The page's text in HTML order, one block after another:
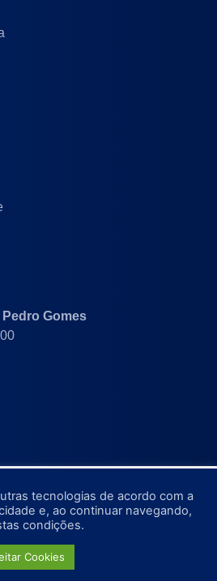
Gomes
Municipal de Pedro Gomes.
tecnologias de acordo com a
e, ao continuar navegando,
condições.
Cookies